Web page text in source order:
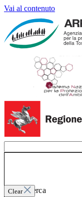
Vai al contenuto
Clear
Invia ricerca